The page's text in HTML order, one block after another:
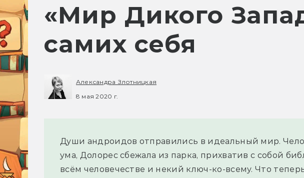
«Мир Дикого
самих себя
Александра Злотницкая
8 мая 2020 г.
Души андроидов отправились в идеальный мир.
ума, Долорес сбежала из парка, прихватив с собой
всём человечестве и некий ключ-ко-всему. Что